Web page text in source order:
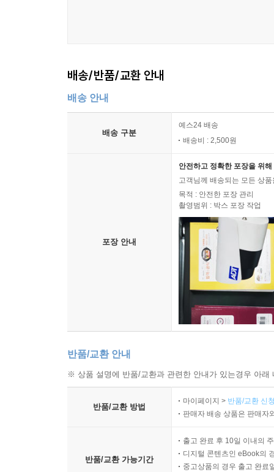
배송/반품/교환 안내
배송 안내
배송 구분
예스24 배송
배송비 : 2,500원
포장 안내
안전하고 정확한 포장을 위
고객님께 배송되는 모든 상
목적 : 안전한 포장 관리
촬영범위 : 박스 포장 작업
반품/교환 안내
※ 상품 설명에 반품/교환과 관련한 안내가 있는경우 아
반품/교환 방법
마이페이지 > 반품/교환 신
판매자 배송 상품은 판매자
반품/교환 가능기간
출고 완료 후 10일 이내의
디지털 콘텐츠인 eBook의
중고상품의 경우 출고 완료